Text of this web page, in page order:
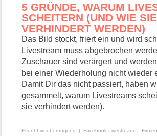
5 GRÜNDE, WARUM
SCHEITERN (UND WIE SIE
VERHINDERT WERDEN)
Das Bild stockt, friert ein und wird
Livestream muss abgebrochen
Zuschauer sind verärgert und
bei einer Wiederholung nicht wieder
Damit Dir das nicht passiert, haben
gesammelt, warum Livestreams
sie verhindert werden).
Event-Liveübertragung Facebook Livestream